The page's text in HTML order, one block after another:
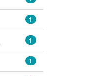
1
1
1